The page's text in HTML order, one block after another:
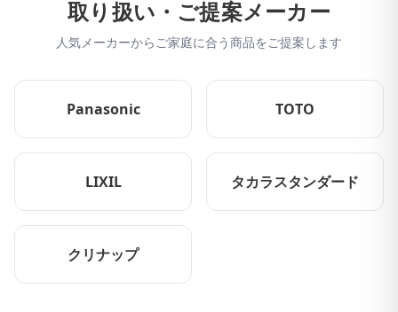
取り扱い・ご提案メーカー
人気メーカーからご家庭に合う商品をご提案します
Panasonic TOTO
LIXIL タカラスタンダード
クリナップ